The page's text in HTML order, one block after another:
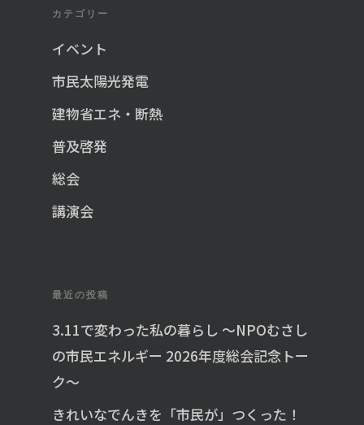
カテゴリー
イベント
市民太陽光発電
建物省エネ・断熱
普及啓発
総会
講演会
最近の投稿
3.11で変わった私の暮らし ～NPOむさし
の市民エネルギー 2026年度総会記念トー
ク～
きれいなでんきを「市民が」つくった！